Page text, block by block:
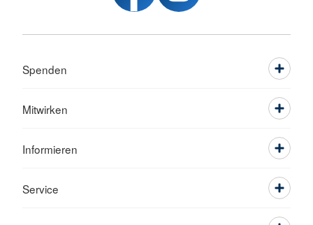
Spenden
Mitwirken
Informieren
Service